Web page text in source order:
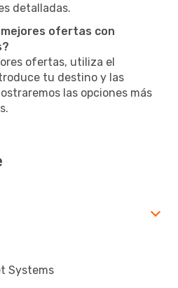
detalladas.
ofertas con
ofertas, utiliza el
tu destino y las
las opciones más
Systems